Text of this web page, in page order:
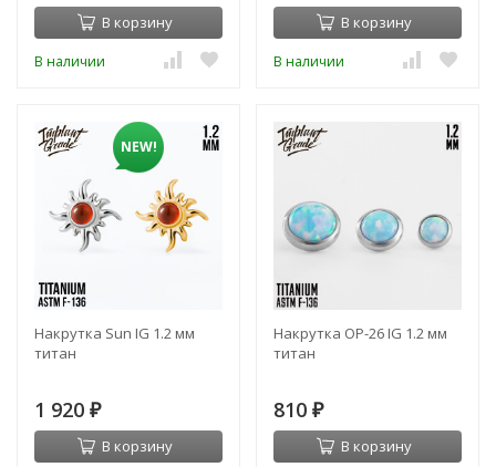
В корзину
В наличии
В корзину
В наличии
NEW!
Накрутка Sun IG 1.2 мм
титан
1 920 ₽
В корзину
Накрутка OP-26 IG 1.2 мм
титан
810 ₽
В корзину